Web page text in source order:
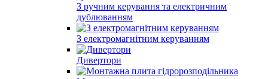
З ручним керування та електричним
дублюванням
З електромагнітним керуванням
Дивертори